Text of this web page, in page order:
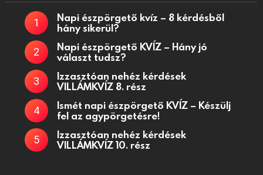
Napi észpörgető kvíz – 8 kérdésből
hány sikerül?
Napi észpörgető KVÍZ – Hány jó
választ tudsz?
Izzasztóan nehéz kérdések
VILLÁMKVÍZ 8. rész
Ismét napi észpörgető KVÍZ – Készülj
fel az agypörgetésre!
Izzasztóan nehéz kérdések
VILLÁMKVÍZ 10. rész